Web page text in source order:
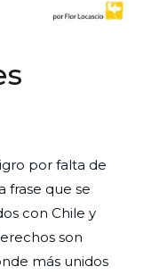
por falta de
frase que se
con Chile y
son
más unidos